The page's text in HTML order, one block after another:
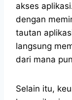
akses
dengan
tautan
langsung
dari mana
Selain itu,